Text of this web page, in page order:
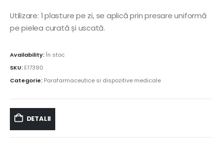
Utilizare: 1 plasture pe zi, se aplică prin presare uniformă
pe pielea curată și uscată.
Availability:În stoc
SKU: E17390
Categorie: Parafarmaceutice si dispozitive medicale
DETALII